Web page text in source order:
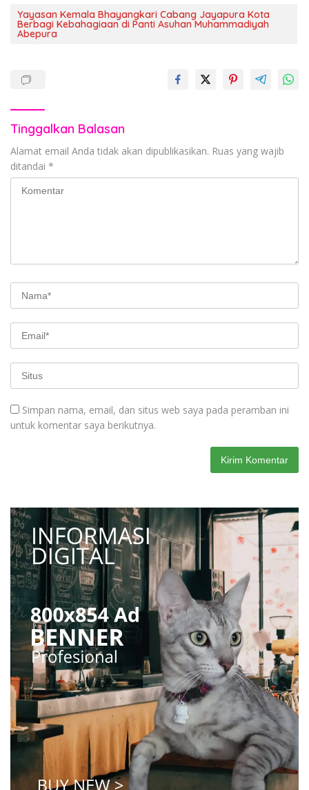
Yayasan Kemala Bhayangkari Cabang Jayapura Kota
Berbagi Kebahagiaan di Panti Asuhan Muhammadiyah
Abepura
Tinggalkan Balasan
Alamat email Anda tidak akan dipublikasikan. Ruas yang wajib
ditandai *
Simpan nama, email, dan situs web saya pada peramban ini
untuk komentar saya berikutnya.